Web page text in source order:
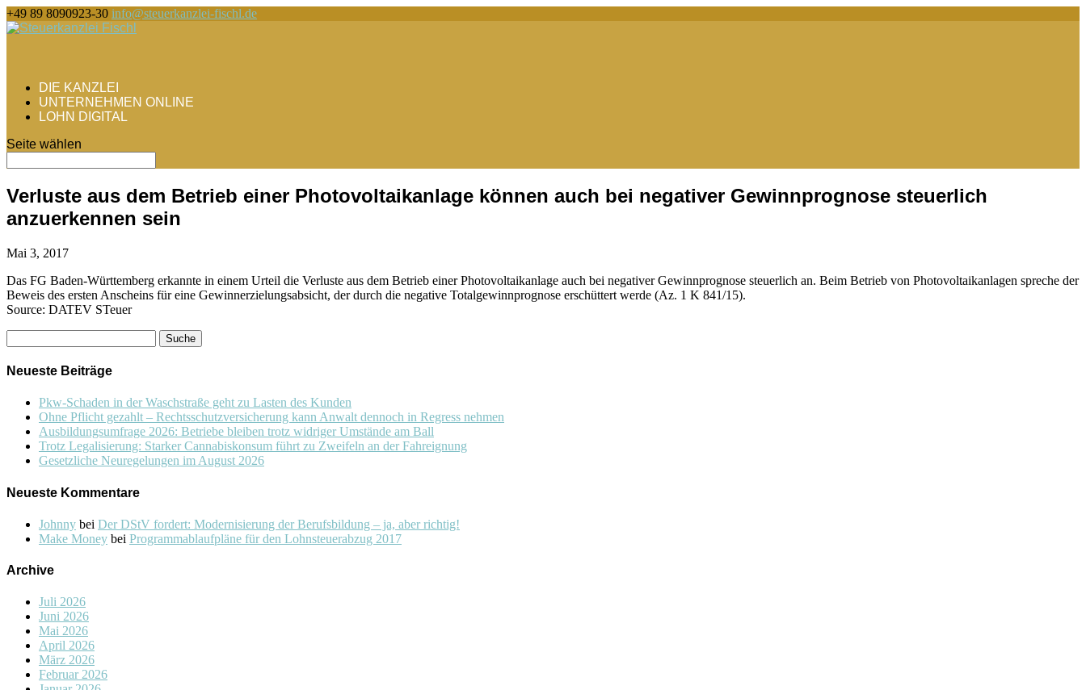
+49 89 8090923-30 info@steuerkanzlei-fischl.de
DIE KANZLEI
UNTERNEHMEN ONLINE
LOHN DIGITAL
Seite wählen
Verluste aus dem Betrieb einer Photovoltaikanlage können auch bei negativer Gewinnprognose steuerlich
anzuerkennen sein
Mai 3, 2017
Das FG Baden-Württemberg erkannte in einem Urteil die Verluste aus dem Betrieb einer Photovoltaikanlage auch bei negativer Gewinnprognose steuerlich an. Beim Betrieb von Photovoltaikanlagen spreche der
Beweis des ersten Anscheins für eine Gewinnerzielungsabsicht, der durch die negative Totalgewinnprognose erschüttert werde (Az. 1 K 841/15).
Source: DATEV STeuer
nach:
Neueste Beiträge
Pkw-Schaden in der Waschstraße geht zu Lasten des Kunden
Ohne Pflicht gezahlt – Rechtsschutzversicherung kann Anwalt dennoch in Regress nehmen
Ausbildungsumfrage 2026: Betriebe bleiben trotz widriger Umstände am Ball
Trotz Legalisierung: Starker Cannabiskonsum führt zu Zweifeln an der Fahreignung
Gesetzliche Neuregelungen im August 2026
Neueste Kommentare
Johnny bei Der DStV fordert: Modernisierung der Berufsbildung – ja, aber richtig!
Make Money bei Programmablaufpläne für den Lohnsteuerabzug 2017
Archive
Juli 2026
Juni 2026
Mai 2026
April 2026
März 2026
Februar 2026